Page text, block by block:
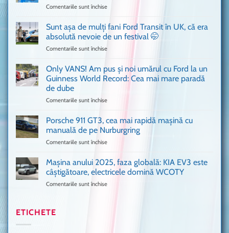
văzut
Comentariile sunt închise
a
adus
în
mașină
Ferrari
Sunt așa de mulți fani Ford Transit în UK, că era
absolută nevoie de un festival 🤭
Comentariile sunt închise
de
mulți
în
UK,
că
nevoie
de
Only VANS! Am pus și noi umărul cu Ford la un
Guinness World Record: Cea mai mare paradă
de dube
Comentariile sunt închise
Am
pus
umărul
cu
Porsche 911 GT3, cea mai rapidă mașină cu
manuală de pe Nurburgring
Comentariile sunt închise
911
GT3,
cea
Mașina anului 2025, faza globală: KIA EV3 este
câștigătoare, electricele domină WCOTY
Comentariile sunt închise
ETICHETE